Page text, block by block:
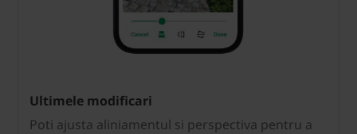
Ultimele modificari
Poti ajusta aliniamentul si perspectiva pentru a